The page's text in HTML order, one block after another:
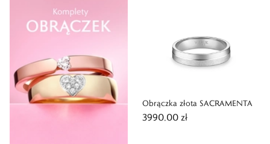
Obrączka złota SACRAMENTA
3990,00 zł